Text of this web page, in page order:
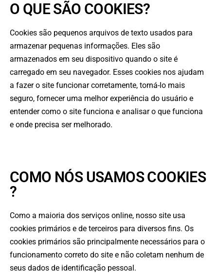
O QUE SÃO COOKIES?
Cookies são pequenos arquivos de texto usados para
armazenar pequenas informações. Eles são
armazenados em seu dispositivo quando o site é
carregado em seu navegador. Esses cookies nos ajudam
a fazer o site funcionar corretamente, torná-lo mais
seguro, fornecer uma melhor experiência do usuário e
entender como o site funciona e analisar o que funciona
e onde precisa ser melhorado.
COMO NÓS USAMOS COOKIES
?
Como a maioria dos serviços online, nosso site usa
cookies primários e de terceiros para diversos fins. Os
cookies primários são principalmente necessários para o
funcionamento correto do site e não coletam nenhum de
seus dados de identificação pessoal.